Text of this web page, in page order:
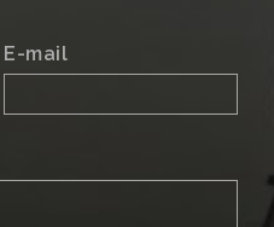
E-mail